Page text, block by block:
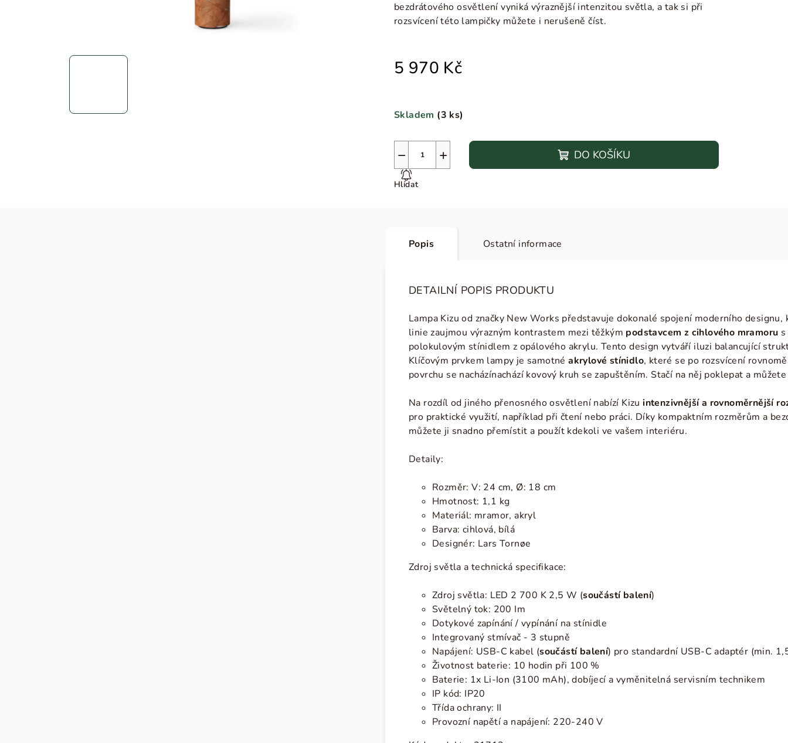
bezdrátového osvětlení vyniká výraznější intenzitou světla, a tak si při
rozsvícení této lampičky můžete i nerušeně číst.
5 970 Kč
Skladem (3 ks)
+
− DO KOŠÍKU
Hlídat
Popis Ostatní informace
DETAILNÍ POPIS PRODUKTU
Lampa Kizu od značky New Works představuje dokonalé spojení moderního
linie zaujmou výrazným kontrastem mezi těžkým podstavcem z cihlového mramoru
polokulovým stínidlem z opálového akrylu. Tento design vytváří iluzi balancující
Klíčovým prvkem lampy je samotnéakrylové stínidlo, které se po rozsvícení
povrchu se nacházínachází kovový kruh se zapuštěním. Stačí na něj poklepat a
Na rozdíl od jiného přenosného osvětlení nabízí Kizuintenzivnější a rovnoměrnější
pro praktické využití, například při čtení nebo práci. Díky kompaktním rozměrům a
můžete ji snadno přemístit a použít kdekoli ve vašem interiéru.
Detaily:
Rozměr: V: 24 cm, Ø: 18 cm
Hmotnost: 1,1 kg
Materiál: mramor, akryl
Barva: cihlová, bílá
Designér: Lars Tornøe
Zdroj světla a technická specifikace:
Zdroj světla: LED 2 700 K 2,5 W (součástí balení)
Světelný tok: 200 Im
Dotykové zapínání / vypínání na stínidle
Integrovaný stmívač - 3 stupně
Napájení: USB-C kabel (součástí balení) pro standardní USB-C adaptér (min.
Životnost baterie: 10 hodin při 100 %
Baterie: 1x Li-Ion (3100 mAh), dobíjecí a vyměnitelná servisním technikem
IP kód: IP20
Třída ochrany: II
Provozní napětí a napájení: 220-240 V